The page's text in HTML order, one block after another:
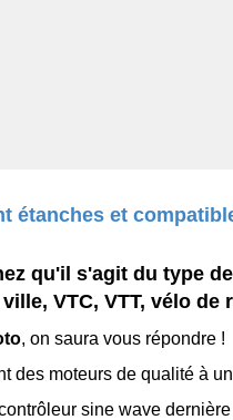
étanches et
qu'il s'agit du type
VTC, VTT, vélo
, on saura vous répondre !
des moteurs de qualité à
sine wave